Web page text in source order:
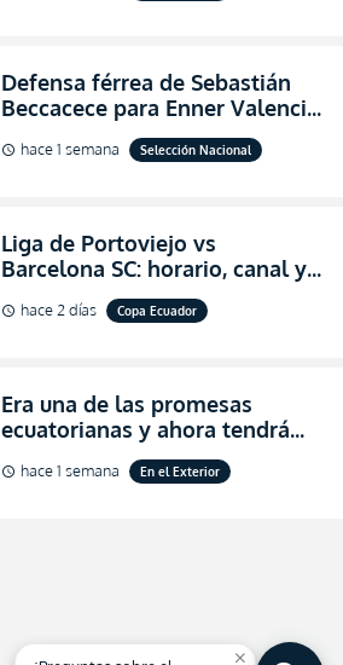
Defensa férrea de Sebastián
Beccacece para Enner Valencia
al indicar que era el hombre
indicado para Ecuador
schedule hace 1 semana Selección Nacional
Liga de Portoviejo vs
Barcelona SC: horario, canal y
dónde ver EN VIVO los octavos
de final de la Copa Ecuador
schedule hace 2 días Copa Ecuador
Era una de las promesas
ecuatorianas y ahora tendrá
una nueva oportunidad en
Bolivia
schedule hace 1 semana En el Exterior
close